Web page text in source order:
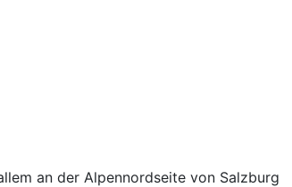
an der Alpennordseite von Salzburg